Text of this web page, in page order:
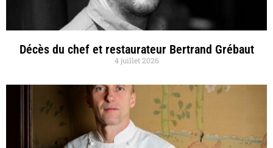
Décès du chef et restaurateur Bertrand Grébaut
4 juillet 2026